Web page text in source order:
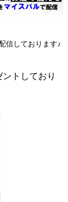
信しております♪
ントしており